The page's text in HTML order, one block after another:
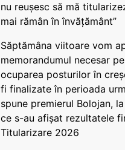
nu reușesc să mă
mai rămân în învățământ”
Săptămâna viitoare vom
memorandumul necesar
ocuparea posturilor în
fi finalizate în perioada
spune premierul Bolojan,
ce s-au afișat rezultatele
Titularizare 2026